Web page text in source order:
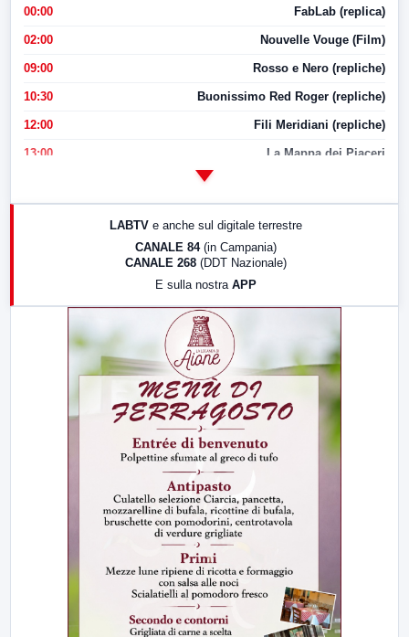
00:00 FabLab (replica)
02:00 Nouvelle Vouge (Film)
09:00 Rosso e Nero (repliche)
10:30 Buonissimo Red Roger (repliche)
12:00 Fili Meridiani (repliche)
13:00 La Mappa dei Piaceri
LABTV e anche sul digitale terrestre
CANALE 84 (in Campania)
CANALE 268 (DDT Nazionale)
E sulla nostra APP